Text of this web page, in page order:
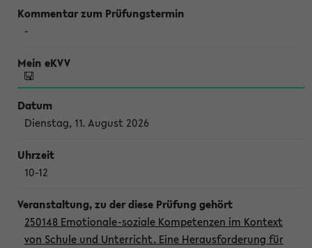
-
Dienstag, 11. August 2026
10-12
250148 Emotionale-soziale Kompetenzen im Kontext
von Schule und Unterricht. Eine Herausforderung für